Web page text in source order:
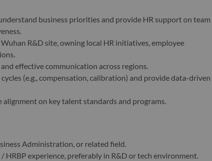
business priorities and provide HR support on team
R&D site, owning local HR initiatives, employee
effective communication across regions.
(e.g., compensation, calibration) and provide data-driven
on key talent standards and programs.
Administration, or related field.
HRBP experience, preferably in R&D or tech environment.